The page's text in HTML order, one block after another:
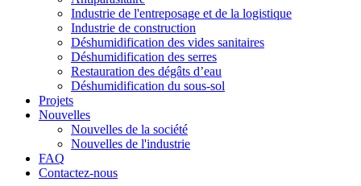
Industrie de l'entreposage et de la logistique
Industrie de construction
Déshumidification des vides sanitaires
Déshumidification des serres
Restauration des dégâts d’eau
Déshumidification du sous-sol
Projets
Nouvelles
Nouvelles de la société
Nouvelles de l'industrie
FAQ
Contactez-nous